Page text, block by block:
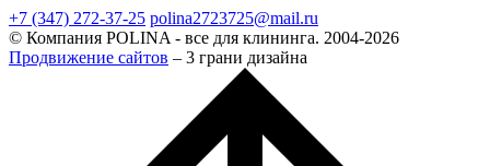
+7 (347) 272-37-25 polina2723725@mail.ru
© Компания POLINA - все для клининга. 2004-2026
Продвижение сайтов – 3 грани дизайна